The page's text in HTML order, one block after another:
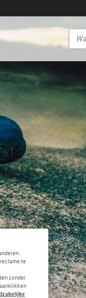
te
zonder